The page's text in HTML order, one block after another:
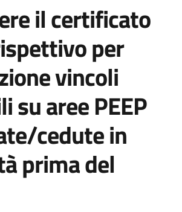
il certificato
per
vincoli
su aree PEEP
cedute in
prima del